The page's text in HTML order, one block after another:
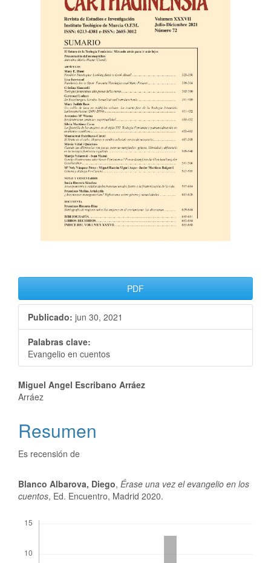
PDF
Publicado: jun 30, 2021
Palabras clave:
Evangelio en cuentos
Miguel Angel Escribano Arráez
Arráez
Resumen
Es recensión de
Blanco Albarova, Diego, Érase una vez el evangelio en los
cuentos, Ed. Encuentro, Madrid 2020.